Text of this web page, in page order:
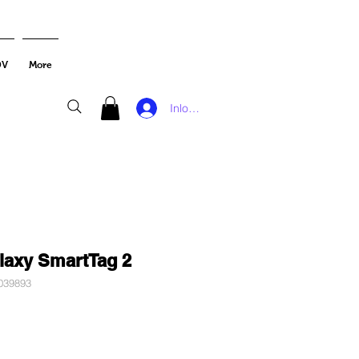
More
Inloggen
SmartTag 2